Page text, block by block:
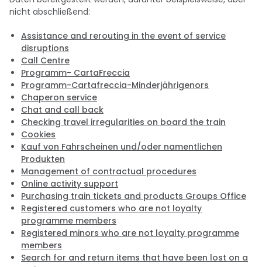
nicht abschließend:
Assistance and rerouting in the event of service
disruptions
Call Centre
Programm- CartaFreccia
Programm-Cartafreccia-Minderjährigenors
Chaperon service
Chat and call back
Checking travel irregularities on board the train
Cookies
Kauf von Fahrscheinen und/oder namentlichen
Produkten
Management of contractual procedures
Online activity support
Purchasing train tickets and products Groups Office
Registered customers who are not loyalty
programme members
Registered minors who are not loyalty programme
members
Search for and return items that have been lost on a